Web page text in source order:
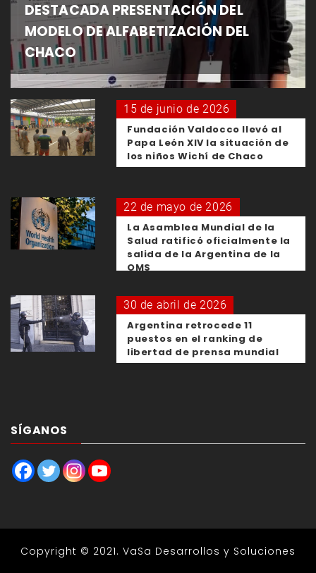
DESTACADA PRESENTACIÓN DEL
MODELO DE ALFABETIZACIÓN DEL
CHACO
15 de junio de 2026
Fundación Valdocco llevó al
Papa León XIV la situación de
los niños Wichí de Chaco
22 de mayo de 2026
La Asamblea Mundial de la
Salud ratificó oficialmente la
salida de la Argentina de la
OMS
30 de abril de 2026
Argentina retrocede 11
puestos en el ranking de
libertad de prensa mundial
SÍGANOS
Copyright © 2021. VaSa Desarrollos y Soluciones